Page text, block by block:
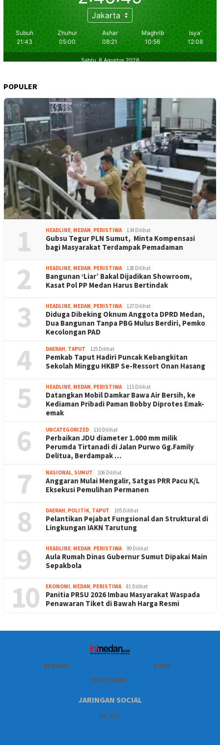
POPULER
1 HEADLINE MEDAN PERISTIWA 134 Dilihat
Gubsu Tegur PLN Sumut, Minta Kompensasi
bagi Masyarakat Terdampak Pemadaman
2 HEADLINE MEDAN PERISTIWA 128 Dilihat
Bangunan ‘Liar’ Bakal Dijadikan Showroom,
Kasat Pol PP Medan Harus Bertindak
3 HEADLINE MEDAN PERISTIWA 127 Dilihat
Diduga Dibeking Oknum Anggota DPRD Medan,
Dua Bangunan Tanpa PBG Mulus Berdiri, Pemko
Kecolongan PAD
4 DAERAH TAPUT 125 Dilihat
Pemkab Taput Hadiri Puncak Kebangkitan
Sekolah Minggu HKBP Se-Ressort Onan Hasang
5 HEADLINE MEDAN PERISTIWA 115 Dilihat
Datangkan Mobil Damkar Bawa Air Bersih, ke
Kediaman Pribadi Paman Bobby Diprotes Emak-
emak
6 UNCATEGORIZED 110 Dilihat
Perbaikan JDU diameter 1.000 mm milik
Perumda Tirtanadi di Jalan Purwo Gg.Family
Delitua, Berdampak …
7 NASIONAL SUMUT 106 Dilihat
Anggaran Mulai Mengalir, Satgas PRR Pacu K/L
Eksekusi Pemulihan Permanen
8 DAERAH POLITIK TAPUT 105 Dilihat
Pelantikan Pejabat Fungsional dan Struktural di
Lingkungan IAKN Tarutung
9 HEADLINE MEDAN PERISTIWA 99 Dilihat
Aula Rumah Dinas Gubernur Sumut Dipakai Main
Sepakbola
10 EKONOMI MEDAN PERISTIWA 81 Dilihat
Panitia PRSU 2026 Imbau Masyarakat Waspada
Penawaran Tiket di Bawah Harga Resmi
REDAKSI
SIBER
DISCLAIMER
JARINGAN SOCIAL
RSS